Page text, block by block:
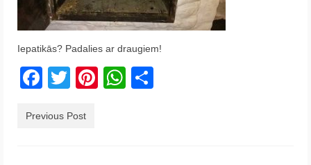
Grieķija
Francija
Austrija
Itālija
Iepatikās? Padalies ar draugiem!
Facebook
TwitterPinterest
WhatsApp
Previous Post